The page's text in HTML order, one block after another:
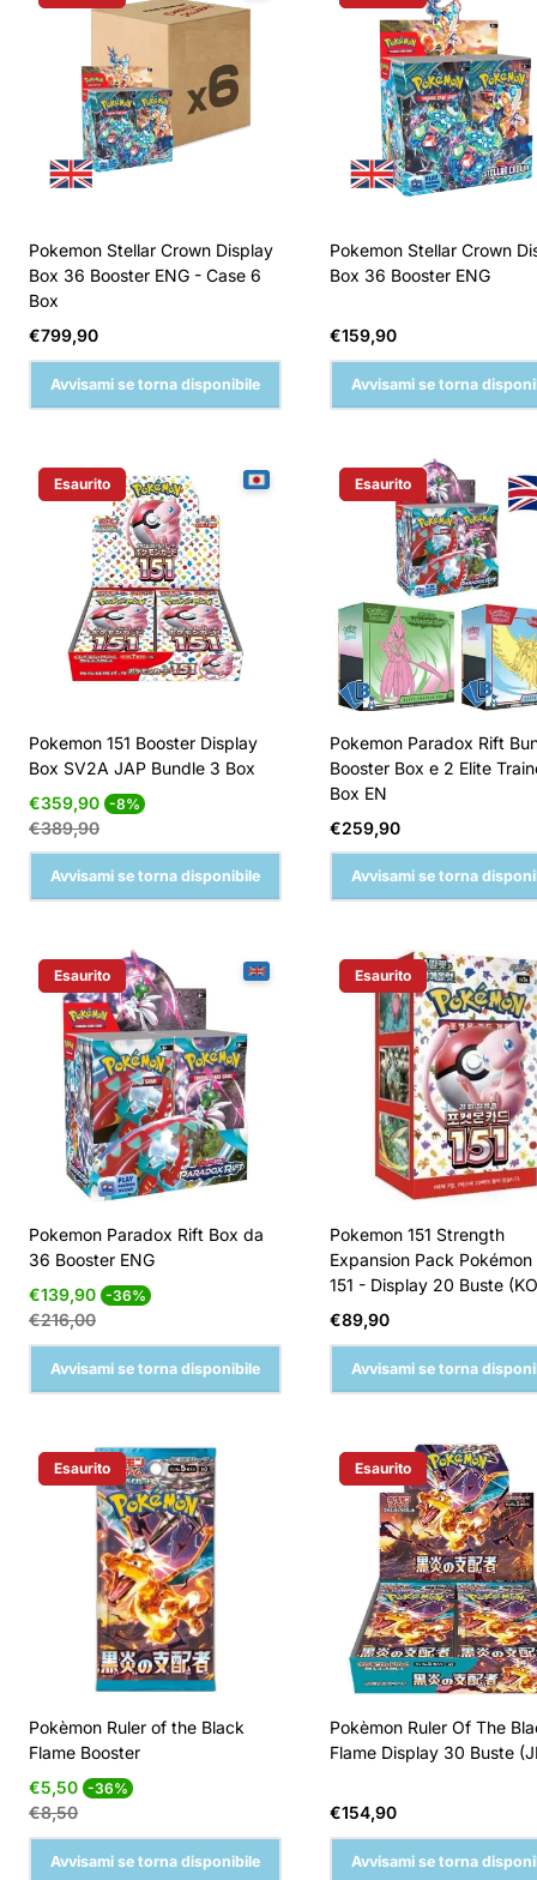
Pokemon Stellar Crown Display
Box 36 Booster ENG - Case 6
Box
Prezzo
normale
€799,90
Avvisami se torna disponibile
Pokemon Stellar Crown
Box 36 Booster ENG
Prezzo
normale
€159,90
Avvisami se torna
Etichetta Del Prodotto:
Esaurito
Pokemon 151 Booster Display
Box SV2A JAP Bundle 3 Box
Prezzo
di
vendita
€359,90 -8% Prezzo
€389,90
Avvisami se torna disponibile
Etichetta Del Prodotto:
Esaurito
Pokemon Paradox Rift
Booster Box e 2 Elite
Box EN
Prezzo
normale
€259,90
Avvisami se torna
Etichetta Del Prodotto:
Esaurito
Pokemon Paradox Rift Box da
36 Booster ENG
Prezzo
di
vendita
€139,90 -36% Prezzo
€216,00
Avvisami se torna disponibile
Etichetta Del Prodotto:
Esaurito
Pokemon 151 Strength
Expansion Pack Pokémon
151 - Display 20 Buste
Prezzo
normale
€89,90
Avvisami se torna
Etichetta Del Prodotto:
Esaurito
Pokèmon Ruler of the Black
Flame Booster
Prezzo
di
vendita
€5,50 -36% Prezzo
€8,50
Avvisami se torna disponibile
Etichetta Del Prodotto:
Esaurito
Pokèmon Ruler Of The
Flame Display 30 Buste
Prezzo
normale
€154,90
Avvisami se torna